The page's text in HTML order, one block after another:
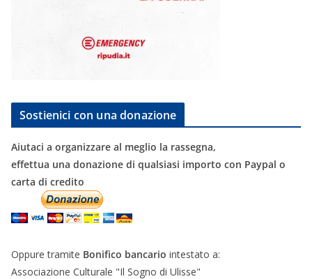
Sostienici con una donazione
Aiutaci a organizzare al meglio la rassegna,
effettua una donazione di qualsiasi importo con Paypal o
carta di credito
Oppure tramite Bonifico bancario intestato a:
Associazione Culturale "Il Sogno di Ulisse"